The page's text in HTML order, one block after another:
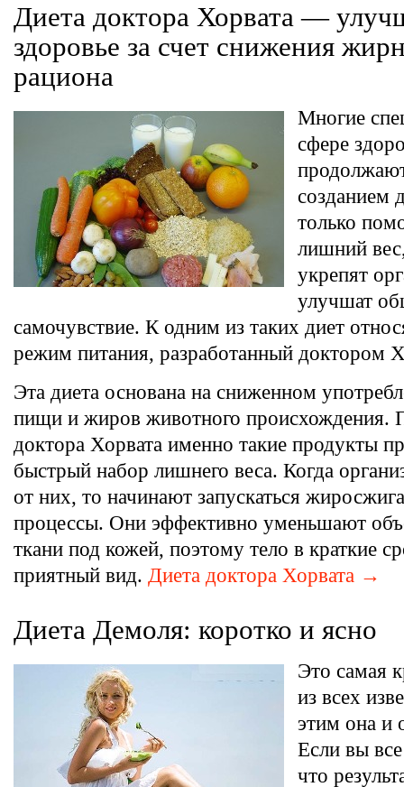
Диета доктора Хорвата —
здоровье за счет снижения
рациона
Многие
сфере
созданием
только
лишний
укрепят
улучшат
самочувствие. К одним из таких диет
режим питания, разработанный доктором
Эта диета основана на сниженном
пищи и жиров животного происхождения.
доктора Хорвата именно такие продукты
быстрый набор лишнего веса. Когда
от них, то начинают запускаться
процессы. Они эффективно уменьшают
ткани под кожей, поэтому тело в краткие
приятный вид. Диета доктора Хорвата →
Диета Демоля: коротко и ясно
Это самая
из всех
этим она и
Если вы
что